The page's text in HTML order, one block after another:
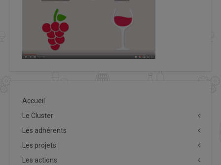
Accueil
Le Cluster
Les adhérents
Les projets
Les actions